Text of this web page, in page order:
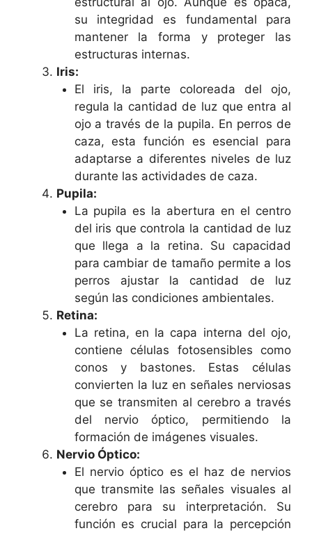
su integridad es fundamental para
mantener la forma y proteger las
estructuras internas.
Iris:
El iris, la parte coloreada del ojo,
regula la cantidad de luz que entra al
ojo a través de la pupila. En perros de
caza, esta función es esencial para
adaptarse a diferentes niveles de luz
durante las actividades de caza.
Pupila:
La pupila es la abertura en el centro
del iris que controla la cantidad de luz
que llega a la retina. Su capacidad
para cambiar de tamaño permite a los
perros ajustar la cantidad de luz
según las condiciones ambientales.
Retina:
La retina, en la capa interna del ojo,
contiene células fotosensibles como
conos y bastones. Estas células
convierten la luz en señales nerviosas
que se transmiten al cerebro a través
del nervio óptico, permitiendo la
formación de imágenes visuales.
Nervio Óptico:
El nervio óptico es el haz de nervios
que transmite las señales visuales al
cerebro para su interpretación. Su
función es crucial para la percepción